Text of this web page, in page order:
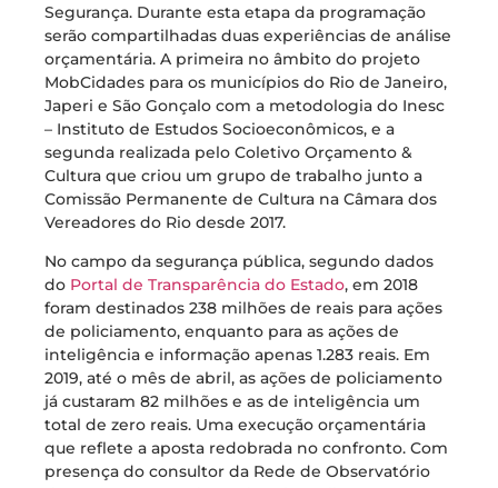
Segurança. Durante esta etapa da programação
serão compartilhadas duas experiências de análise
orçamentária. A primeira no âmbito do projeto
MobCidades para os municípios do Rio de Janeiro,
Japeri e São Gonçalo com a metodologia do Inesc
– Instituto de Estudos Socioeconômicos, e a
segunda realizada pelo Coletivo Orçamento &
Cultura que criou um grupo de trabalho junto a
Comissão Permanente de Cultura na Câmara dos
Vereadores do Rio desde 2017.
No campo da segurança pública, segundo dados
do Portal de Transparência do Estado, em 2018
foram destinados 238 milhões de reais para ações
de policiamento, enquanto para as ações de
inteligência e informação apenas 1.283 reais. Em
2019, até o mês de abril, as ações de policiamento
já custaram 82 milhões e as de inteligência um
total de zero reais. Uma execução orçamentária
que reflete a aposta redobrada no confronto. Com
presença do consultor da Rede de Observatório